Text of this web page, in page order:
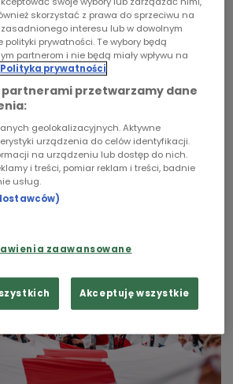
I DOKUMENTU
nagrodzony na konkursie
dostali główną nagrodę. Tej
nie spodziewał. Białorusini od
autorytarne rządy
Tolerowali fałszowanie
protestów i aresztowania
czy działaczy na rzecz
skorzystać z prawa do sprzeciwu na
interesu lub w dowolnym
prywatności. Te wybory będą
partnerom i nie będą miały wpływu na
Polityka prywatności
partnerami przetwarzamy dane
geolokalizacyjnych. Aktywne
urządzenia do celów identyfikacji.
na urządzeniu lub dostęp do nich.
i treści, pomiar reklam i treści, badnie
usług.
zaawansowane
Akceptuję wszystkie